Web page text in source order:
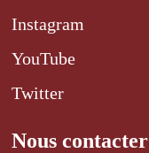
Instagram
YouTube
Twitter
Nous contacter